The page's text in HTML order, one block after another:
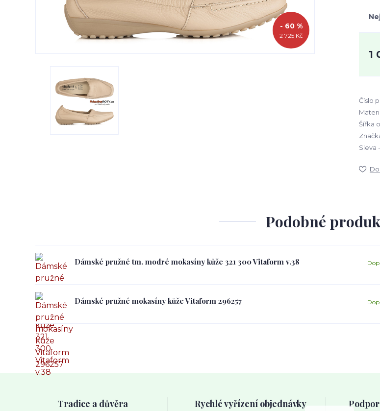
2 725 Kč
- 60 %
1
Číslo
Šířka
Sleva
Podobné
Dámské pružné tm. modré mokasíny kůže 321 300 Vitaform v.38
Dámské pružné mokasíny kůže Vitaform 296257
Tradice a důvěra Rychlé vyřízení objednávky